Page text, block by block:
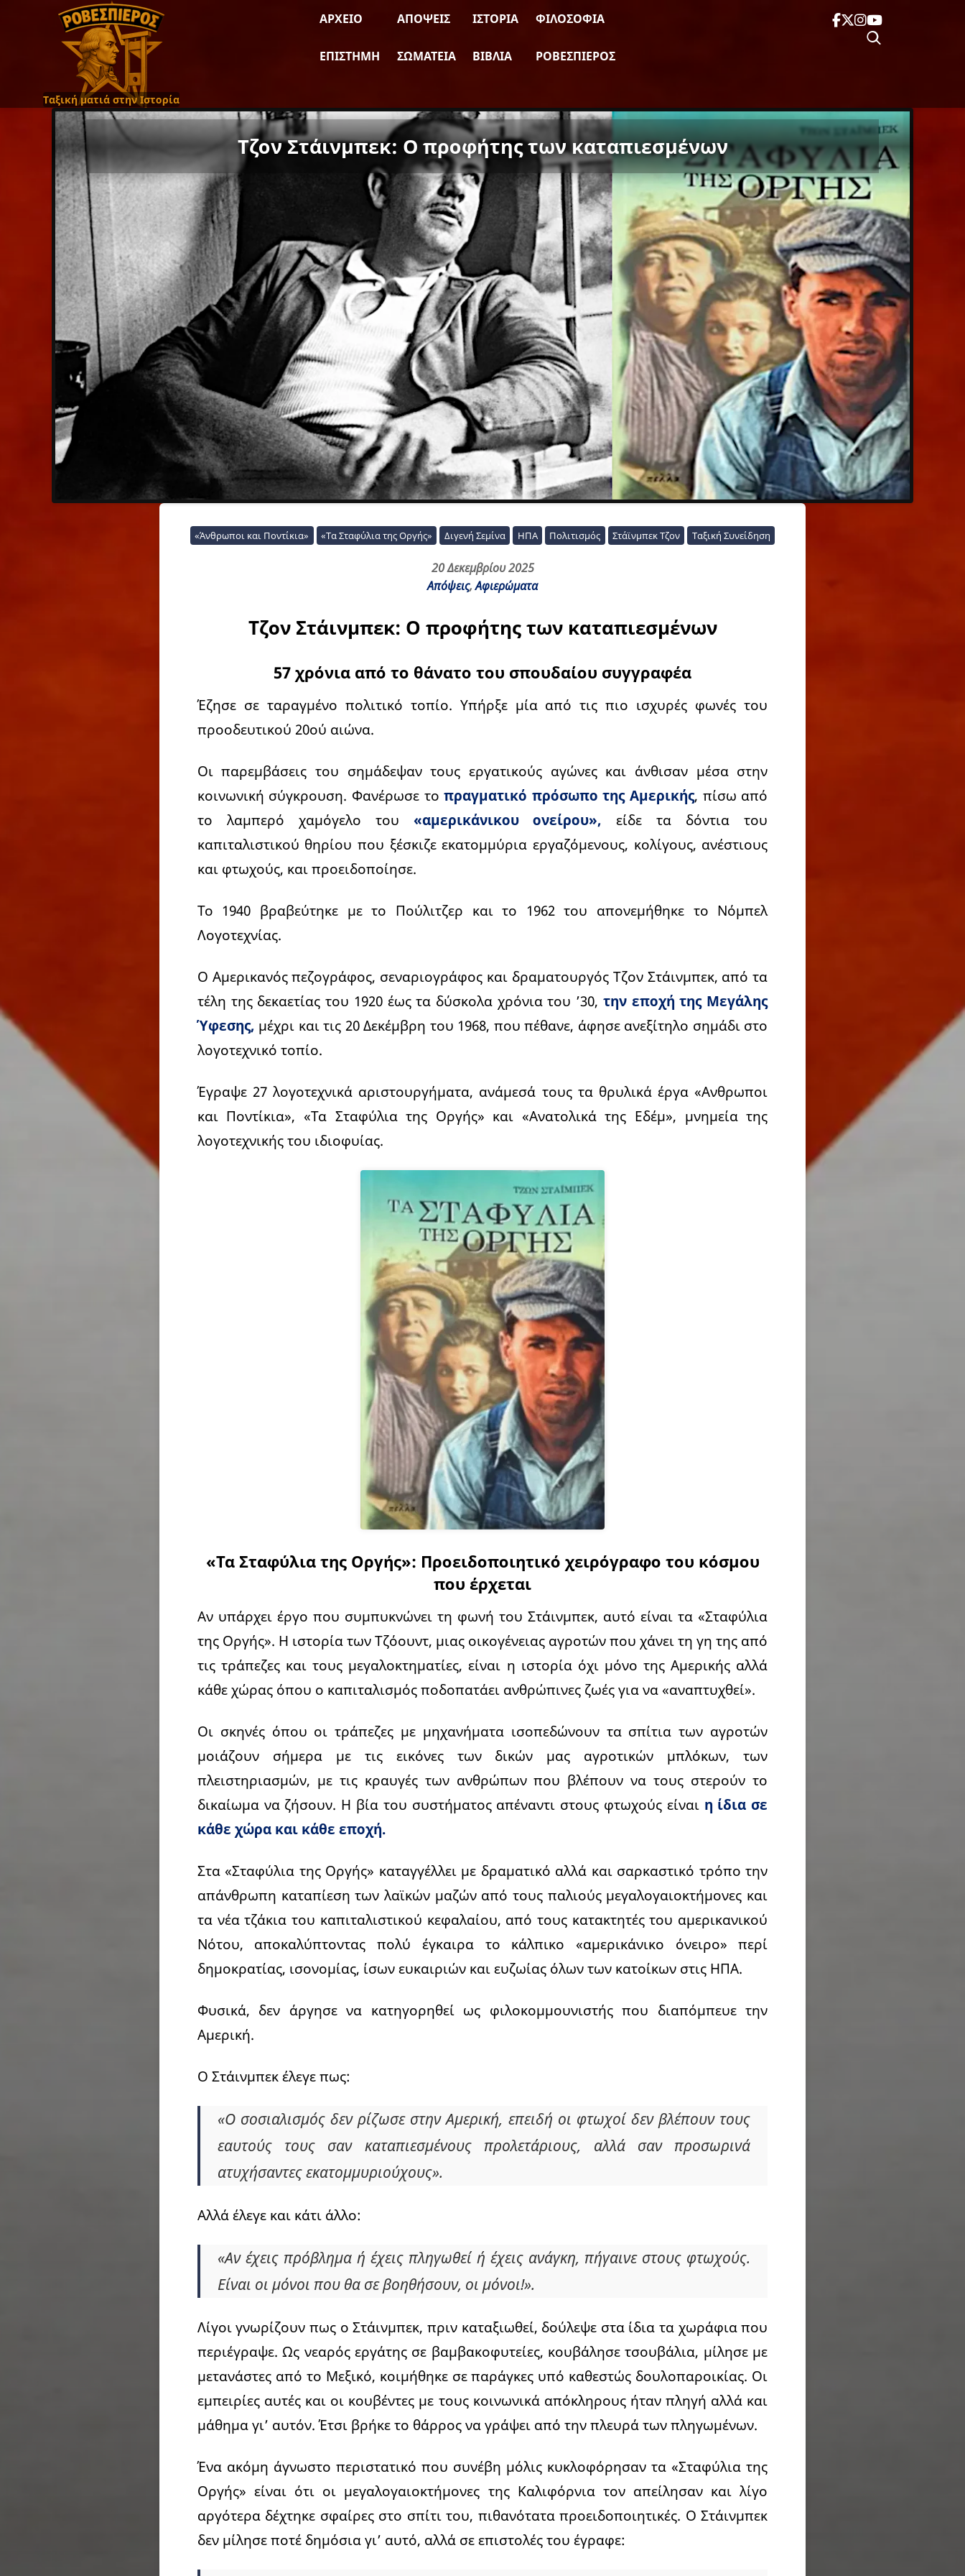
Ταξική ματιά στην Ιστορία
ΑΡΧΕΊΟ ΑΠΌΨΕΙΣ ΙΣΤΟΡΊΑ ΦΙΛΟΣΟΦΊΑ
ΕΠΙΣΤΉΜΗ ΣΩΜΑΤΕΊΑ ΒΙΒΛΊΑ ΡΟΒΕΣΠΙΈΡΟΣ
Τζον Στάινμπεκ: O προφήτης των καταπιεσμένων
«Άνθρωποι και Ποντίκια» «Τα Σταφύλια της Οργής» Διγενή Σεμίνα ΗΠΑ Πολιτισμός Στάϊνμπεκ Τζον Ταξική Συνείδηση
20 Δεκεμβρίου 2025
Απόψεις,Αφιερώματα
Τζον Στάινμπεκ: O προφήτης των καταπιεσμένων
57 χρόνια από το θάνατο του σπουδαίου συγγραφέα
Έζησε σε ταραγμένο πολιτικό τοπίο. Υπήρξε μία από τις πιο ισχυρές φωνές του
προοδευτικού 20ού αιώνα.
Οι παρεμβάσεις του σημάδεψαν τους εργατικούς αγώνες και άνθισαν μέσα στην
κοινωνική σύγκρουση. Φανέρωσε τοπραγματικό πρόσωπο της Αμερικής, πίσω από
το λαμπερό χαμόγελο του «αμερικάνικου ονείρου», είδε τα δόντια του
καπιταλιστικού θηρίου που ξέσκιζε εκατομμύρια εργαζόμενους, κολίγους, ανέστιους
και φτωχούς, και προειδοποίησε.
Το 1940 βραβεύτηκε με το Πούλιτζερ και το 1962 του απονεμήθηκε το Νόμπελ
Λογοτεχνίας.
Ο Αμερικανός πεζογράφος, σεναριογράφος και δραματουργός Τζον Στάινμπεκ, από τα
τέλη της δεκαετίας του 1920 έως τα δύσκολα χρόνια του ’30, την εποχή της Μεγάλης
Ύφεσης, μέχρι και τις 20 Δεκέμβρη του 1968, που πέθανε, άφησε ανεξίτηλο σημάδι στο
λογοτεχνικό τοπίο.
Έγραψε 27 λογοτεχνικά αριστουργήματα, ανάμεσά τους τα θρυλικά έργα «Ανθρωποι
και Ποντίκια», «Τα Σταφύλια της Οργής» και «Ανατολικά της Εδέμ», μνημεία της
λογοτεχνικής του ιδιοφυίας.
«Τα Σταφύλια της Οργής»: Προειδοποιητικό χειρόγραφο του κόσμου
που έρχεται
Αν υπάρχει έργο που συμπυκνώνει τη φωνή του Στάινμπεκ, αυτό είναι τα «Σταφύλια
της Οργής». Η ιστορία των Τζόουντ, μιας οικογένειας αγροτών που χάνει τη γη της από
τις τράπεζες και τους μεγαλοκτηματίες, είναι η ιστορία όχι μόνο της Αμερικής αλλά
κάθε χώρας όπου ο καπιταλισμός ποδοπατάει ανθρώπινες ζωές για να «αναπτυχθεί».
Οι σκηνές όπου οι τράπεζες με μηχανήματα ισοπεδώνουν τα σπίτια των αγροτών
μοιάζουν σήμερα με τις εικόνες των δικών μας αγροτικών μπλόκων, των
πλειστηριασμών, με τις κραυγές των ανθρώπων που βλέπουν να τους στερούν το
δικαίωμα να ζήσουν. Η βία του συστήματος απέναντι στους φτωχούς είναι η ίδια σε
κάθε χώρα και κάθε εποχή.
Στα «Σταφύλια της Οργής» καταγγέλλει με δραματικό αλλά και σαρκαστικό τρόπο την
απάνθρωπη καταπίεση των λαϊκών μαζών από τους παλιούς μεγαλογαιοκτήμονες και
τα νέα τζάκια του καπιταλιστικού κεφαλαίου, από τους κατακτητές του αμερικανικού
Νότου, αποκαλύπτοντας πολύ έγκαιρα το κάλπικο «αμερικάνικο όνειρο» περί
δημοκρατίας, ισονομίας, ίσων ευκαιριών και ευζωίας όλων των κατοίκων στις ΗΠΑ.
Φυσικά, δεν άργησε να κατηγορηθεί ως φιλοκομμουνιστής που διαπόμπευε την
Αμερική.
Ο Στάινμπεκ έλεγε πως:
«Ο σοσιαλισμός δεν ρίζωσε στην Αμερική, επειδή οι φτωχοί δεν βλέπουν τους
εαυτούς τους σαν καταπιεσμένους προλετάριους, αλλά σαν προσωρινά
ατυχήσαντες εκατομμυριούχους».
Αλλά έλεγε και κάτι άλλο:
«Αν έχεις πρόβλημα ή έχεις πληγωθεί ή έχεις ανάγκη, πήγαινε στους φτωχούς.
Είναι οι μόνοι που θα σε βοηθήσουν, οι μόνοι!».
Λίγοι γνωρίζουν πως ο Στάινμπεκ, πριν καταξιωθεί, δούλεψε στα ίδια τα χωράφια που
περιέγραψε. Ως νεαρός εργάτης σε βαμβακοφυτείες, κουβάλησε τσουβάλια, μίλησε με
μετανάστες από το Μεξικό, κοιμήθηκε σε παράγκες υπό καθεστώς δουλοπαροικίας. Οι
εμπειρίες αυτές και οι κουβέντες με τους κοινωνικά απόκληρους ήταν πληγή αλλά και
μάθημα γι’ αυτόν. Έτσι βρήκε το θάρρος να γράψει από την πλευρά των πληγωμένων.
Ένα ακόμη άγνωστο περιστατικό που συνέβη μόλις κυκλοφόρησαν τα «Σταφύλια της
Οργής» είναι ότι οι μεγαλογαιοκτήμονες της Καλιφόρνια τον απείλησαν και λίγο
αργότερα δέχτηκε σφαίρες στο σπίτι του, πιθανότατα προειδοποιητικές. Ο Στάινμπεκ
δεν μίλησε ποτέ δημόσια γι’ αυτό, αλλά σε επιστολές του έγραφε: